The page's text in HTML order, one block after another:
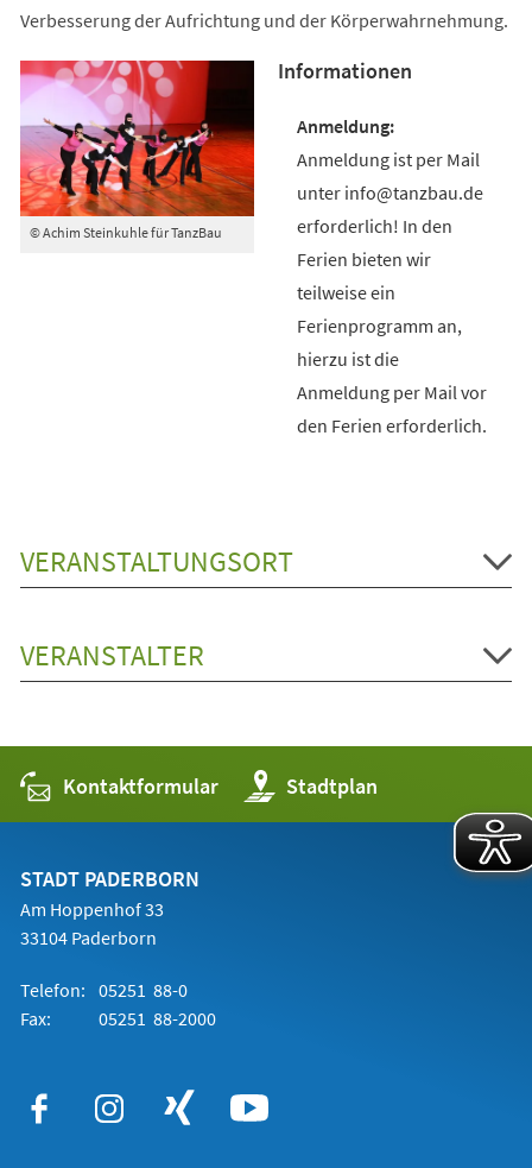
Verbesserung der Aufrichtung und der Körperwahrnehmung.
© Achim Steinkuhle für TanzBau
Informationen
Anmeldung ist per Mail
unter info@tanzbau.de
erforderlich! In den
Ferien bieten wir
teilweise ein
Ferienprogramm an,
hierzu ist die
Anmeldung per Mail vor
den Ferien erforderlich.
VERANSTALTUNGSORT
VERANSTALTER
Kontaktformular Stadtplan
(Öffnet
in
einem
STADT PADERBORN
Am Hoppenhof 33
33104 Paderborn
Telefon: 05251 88-0
Fax:
05251 88-2000